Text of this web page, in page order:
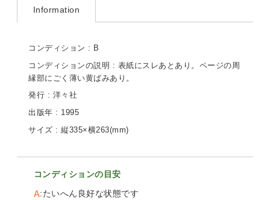
Information
コンディション : B
コンディションの説明 : 表紙にスレあとあり。ページの周
縁部にごく薄い黄ばみあり。
発行 : 洋々社
出版年 : 1995
サイズ : 縦335×横263(mm)
コンディションの目安
A たいへん良好な状態です